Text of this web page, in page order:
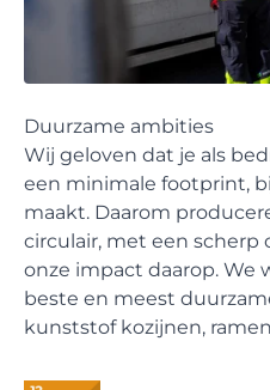
Duurzame ambities
Wij geloven dat je als
een minimale footprint,
maakt. Daarom
circulair, met een scherp
onze impact daarop. We
beste en meest
kunststof kozijnen,